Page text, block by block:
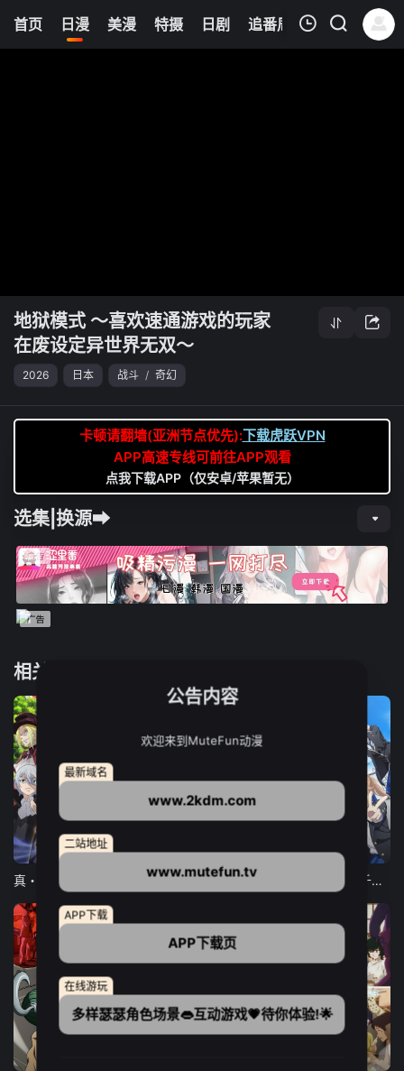
首页 日漫 美漫 特摄 日剧 追番周表 今日更新
0
地狱模式 ～喜欢速通游戏的玩家
在废设定异世界无双～
2026 日本 战斗 / 奇幻
卡顿请翻墙(亚洲节点优先):下载虎跃VPN
APP高速专线可前往APP观看
点我下载APP（仅安卓/苹果暂无）
选集|换源➡
相关推荐
12集全
东京猫猫 NEW～♡ 弹珠汽水瓶里的千岁同学
公告内容
欢迎来到MuteFun动漫
最新域名
www.2kdm.com
二站地址
www.mutefun.tv
APP下载
APP下载页
在线游玩
多样瑟瑟角色场景👄互动游戏💗待你体验!🌟